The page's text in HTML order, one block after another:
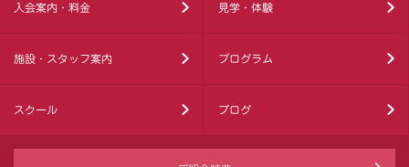
入会案内・料金 見学・体験
施設・スタッフ案内 プログラム
スクール ブログ